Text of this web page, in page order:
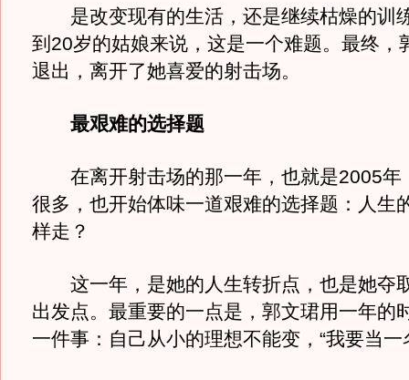
是改变现有的生活，还是继续枯燥的训
到20岁的姑娘来说，这是一个难题。最终，
退出，离开了她喜爱的射击场。
最艰难的选择题
在离开射击场的那一年，也就是2005年
很多，也开始体味一道艰难的选择题：人生
样走？
这一年，是她的人生转折点，也是她夺
出发点。最重要的一点是，郭文珺用一年的
一件事：自己从小的理想不能变，“我要当一